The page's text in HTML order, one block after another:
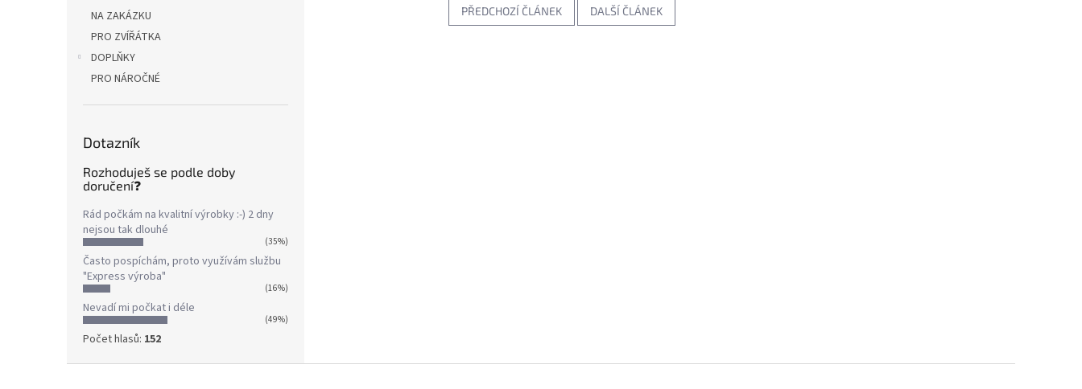
NA ZAKÁZKU
PRO ZVÍŘÁTKA
DOPLŇKY
PRO NÁROČNÉ
Dotazník
Rozhoduješ se podle doby
doručení❓
Rád počkám na kvalitní výrobky :-) 2 dny
nejsou tak dlouhé
(35%)
Často pospíchám, proto využívám službu
"Express výroba"
(16%)
Nevadí mi počkat i déle
(49%)
Počet hlasů: 152
PŘEDCHOZÍ ČLÁNEK DALŠÍ ČLÁNEK